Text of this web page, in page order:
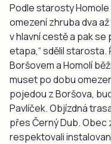
Podle starosty
omezení zhruba dva
v hlavní cestě a pak
etapa,“ sdělil starosta.
Boršovem a Homolí
muset po dobu
pojedou z Boršova,
Pavlíček. Objízdná
přes Černý Dub.
respektovali